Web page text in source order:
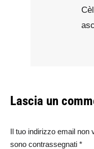
Lascia un
Il tuo indirizzo email non
sono contrassegnati *